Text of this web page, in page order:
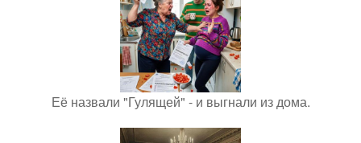
Её назвали "Гулящей" - и выгнали из дома.